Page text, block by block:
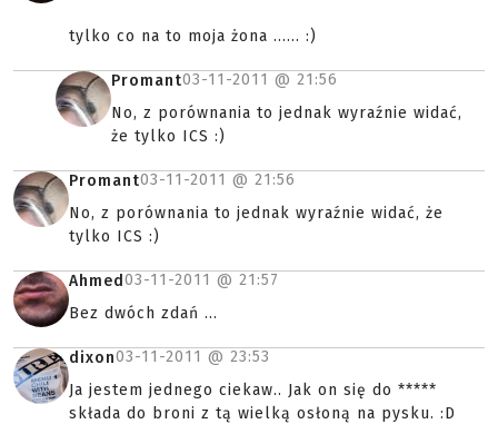
tylko co na to moja żona ...... :)
Promant03-11-2011 @ 21:56
No, z porównania to jednak wyraźnie widać,
że tylko ICS :)
Promant03-11-2011 @ 21:56
No, z porównania to jednak wyraźnie widać, że
tylko ICS :)
Ahmed03-11-2011 @ 21:57
Bez dwóch zdań ...
dixon03-11-2011 @ 23:53
Ja jestem jednego ciekaw.. Jak on się do *****
składa do broni z tą wielką osłoną na pysku. :D